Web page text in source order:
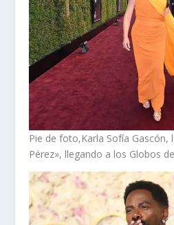
Pie de foto,Karla Sofía Gascón,
Pérez», llegando a los Globos